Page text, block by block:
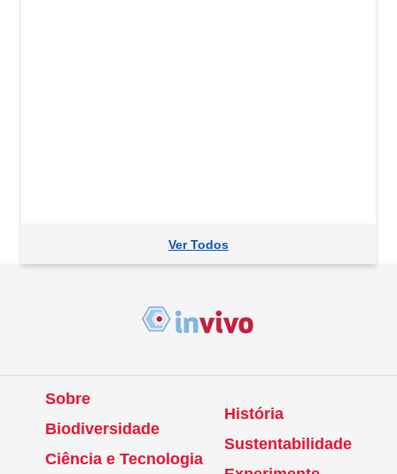
Ver Todos
Sobre
Biodiversidade
Ciência e Tecnologia
História
Sustentabilidade